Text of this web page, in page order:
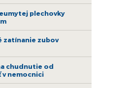
plechovky
zatínanie zubov
chudnutie od
v nemocnici